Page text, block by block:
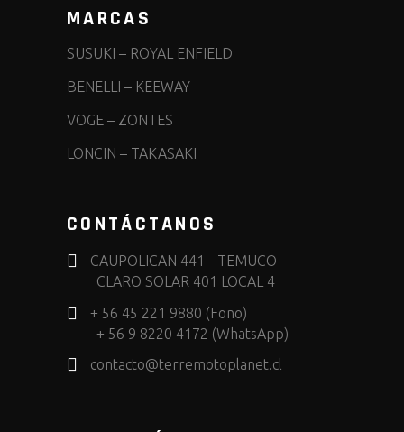
MARCAS
SUSUKI – ROYAL ENFIELD
BENELLI – KEEWAY
VOGE – ZONTES
LONCIN – TAKASAKI
CONTÁCTANOS
CAUPOLICAN 441 - TEMUCO
CLARO SOLAR 401 LOCAL 4
+ 56 45 221 9880 (Fono)
+ 56 9 8220 4172 (WhatsApp)
contacto@terremotoplanet.cl